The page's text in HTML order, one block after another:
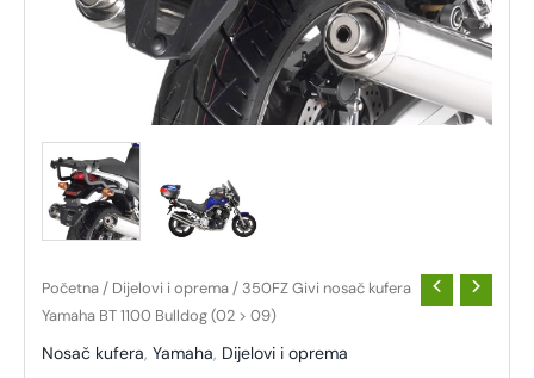
Početna / Dijelovi i oprema / 350FZ Givi nosač kufera
Yamaha BT 1100 Bulldog (02 > 09)
Nosač kufera, Yamaha, Dijelovi i oprema